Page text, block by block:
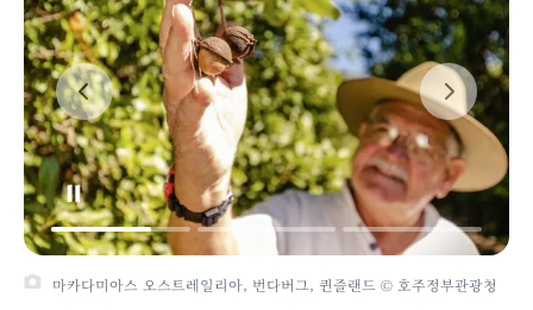
마카다미아스 오스트레일리아, 번다버그, 퀸즐랜드 © 호주정부관광청